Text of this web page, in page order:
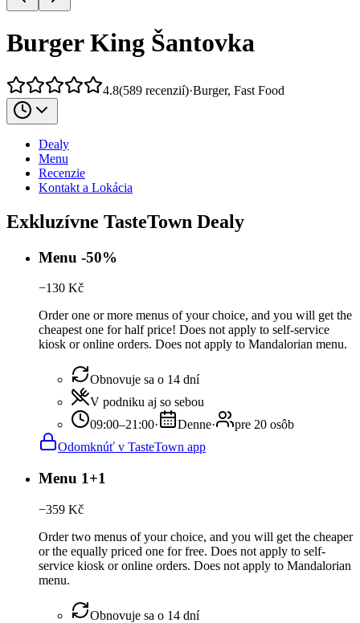
Burger King Šantovka
4.8(589 recenzií)·Burger, Fast Food
Dealy
Menu
Recenzie
Kontakt a Lokácia
Exkluzívne TasteTown Dealy
Menu -50%
−130 Kč
Order one or more menus of your choice, and you will get the
cheapest one for half price! Does not apply to self-service
kiosk or online orders. Does not apply to Mandalorian menu.
Obnovuje sa o 14 dní
V podniku aj so sebou
09:00–21:00· Denne·
pre 20 osôb
Odomknúť v TasteTown app
Menu 1+1
−359 Kč
Order two menus of your choice, and you will get the cheaper
or the equally priced one for free. Does not apply to self-
service kiosk or online orders. Does not apply to Mandalorian
menu.
Obnovuje sa o 14 dní